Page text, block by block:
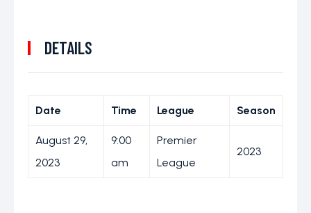
DETAILS
Date Time League Season
August 29,
2023
9:00
am
Premier
League
2023